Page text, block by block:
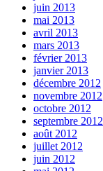
juin 2013
mai 2013
avril 2013
mars 2013
février 2013
janvier 2013
décembre 2012
novembre 2012
octobre 2012
septembre 2012
août 2012
juillet 2012
juin 2012